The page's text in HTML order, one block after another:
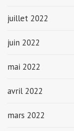
juillet 2022
juin 2022
mai 2022
avril 2022
mars 2022